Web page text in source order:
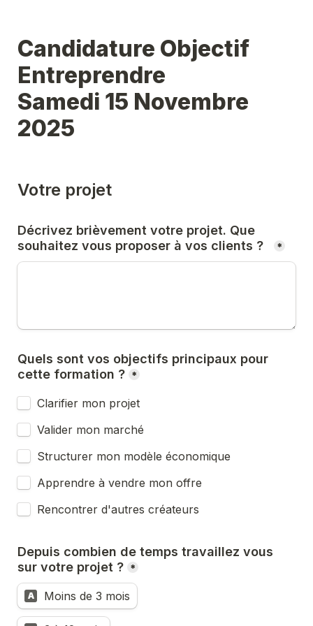
Candidature Objectif
Entreprendre
Samedi 15 Novembre
2025
Votre projet
Décrivez brièvement votre projet. Que
souhaitez vous proposer à vos clients ?
*
Quels sont vos objectifs principaux pour
cette formation ? *
Clarifier mon projet
Valider mon marché
Structurer mon modèle économique
Apprendre à vendre mon offre
Rencontrer d'autres créateurs
Depuis combien de temps travaillez vous
sur votre projet ? *
A Moins de 3 mois